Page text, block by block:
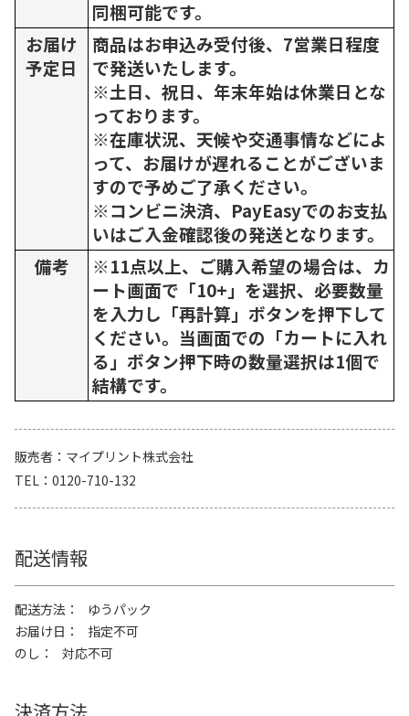
同梱可能です。
お届け
予定日
商品はお申込み受付後、7営業日程度
で発送いたします。
※土日、祝日、年末年始は休業日とな
っております。
※在庫状況、天候や交通事情などによ
って、お届けが遅れることがございま
すので予めご了承ください。
※コンビニ決済、PayEasyでのお支払
いはご入金確認後の発送となります。
備考
※11点以上、ご購入希望の場合は、カ
ート画面で「10+」を選択、必要数量
を入力し「再計算」ボタンを押下して
ください。当画面での「カートに入れ
る」ボタン押下時の数量選択は1個で
結構です。
販売者
マイプリント株式会社
TEL
0120-710-132
配送情報
配送方法
ゆうパック
お届け日
指定不可
のし
対応不可